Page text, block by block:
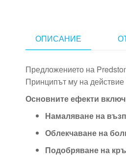
ОПИСАНИЕ
Предложението на
Принципът му на
Основните ефекти
Намаляване на
Облекчаване на
Подобряване на